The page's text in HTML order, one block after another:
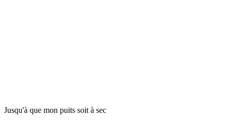
Jusqu'à que mon puits soit à sec